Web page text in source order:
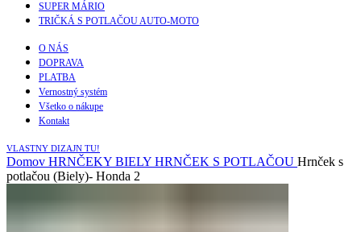
SUPER MÁRIO
TRIČKÁ S POTLAČOU AUTO-MOTO
O NÁS
DOPRAVA
PLATBA
Vernostný systém
Všetko o nákupe
Kontakt
VLASTNY DIZAJN TU!
Domov HRNČEKY BIELY HRNČEK S POTLAČOU Hrnček s
potlačou (Biely)- Honda 2